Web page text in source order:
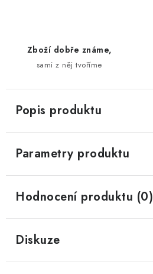
Zboží dobře známe,
sami z něj tvoříme
Popis produktu
Parametry produktu
Hodnocení produktu (0)
Diskuze